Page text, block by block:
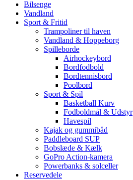
Bilsenge
Vandland
Sport & Fritid
Trampoliner til haven
Vandland & Hoppeborg
Spilleborde
Airhockeybord
Bordfodbold
Bordtennisbord
Poolbord
Sport & Spil
Basketball Kurv
Fodboldmål & Udstyr
Havespil
Kajak og gummibåd
Paddleboard SUP
Bobslæde & Kælk
GoPro Action-kamera
Powerbanks & solceller
Reservedele